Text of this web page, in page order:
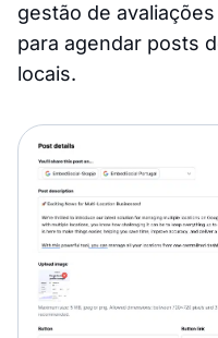
gestão de
para agendar posts
locais.